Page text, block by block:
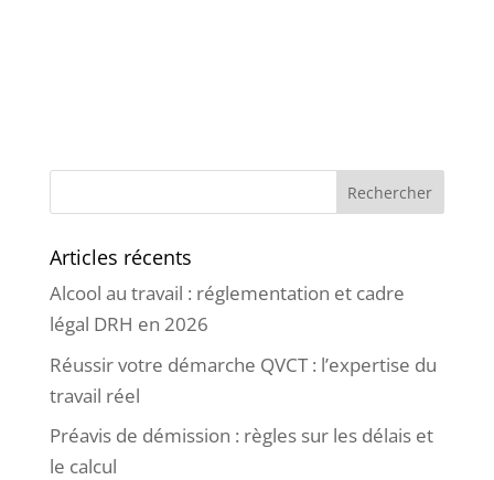
Articles récents
Alcool au travail : réglementation et cadre
légal DRH en 2026
Réussir votre démarche QVCT : l’expertise du
travail réel
Préavis de démission : règles sur les délais et
le calcul